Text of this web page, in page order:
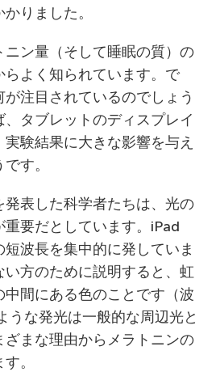
りました。
ン量（そして睡眠の質）の
よく知られています。で
注目されているのでしょう
タブレットのディスプレイ
験結果に大きな影響を与え
す。
発表した科学者たちは、光の
要だとしています。iPad
波長を集中的に発していま
方のために説明すると、虹
間にある色のことです（波
うな発光は一般的な周辺光と
ざまな理由からメラトニンの
。